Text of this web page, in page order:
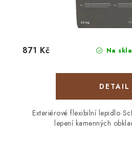
Na
871 Kč
Exteriérové flexibilní lepidlo
lepení kamenných